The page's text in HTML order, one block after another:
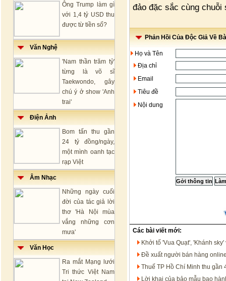
Ông Trump làm gì
với 1,4 tỷ USD thu
được từ tiền số?
Văn Nghệ
'Nam thần trăm tỷ'
từng là võ sĩ
Taekwondo, gây
chú ý ở show 'Anh
trai'
Điện Ảnh
Bom tấn thu gần
24 tỷ đồng/ngày,
một mình oanh tạc
rạp Việt
Âm Nhạc
Những ngày cuối
đời của tác giả lời
thơ 'Hà Nội mùa
vắng những cơn
mưa'
Văn Học
Ra mắt Mạng lưới
Tri thức Việt Nam
đảo đặc sắc cùng
Phản Hồi Của Độc Giả Về
Họ và Tên
Địa chỉ
Email
Tiêu đề
Nội dung
Các bài viết mới:
Khởi tố 'Vua Quạt', 'Khánh
Đề xuất người bán hàng
Thuế TP Hồ Chí Minh thu gần
Lời khai của bảo mẫu bạo